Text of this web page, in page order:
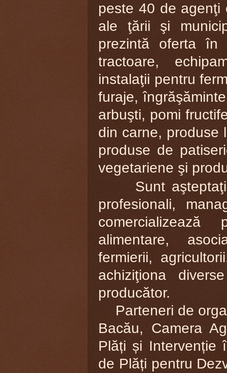
peste 40 de agenţi
ale ţării şi
prezintă oferta în
tractoare,
instalaţii pentru
furaje,
arbuşti, pomi
din carne, produse
produse de
vegetariene şi
Sunt aşteptaţi
profesionali,
alimentare,
fermierii,
achiziţiona
producător.
Parteneri de
Bacău, Camera
Plăți și Intervenție
de Plăți pentru